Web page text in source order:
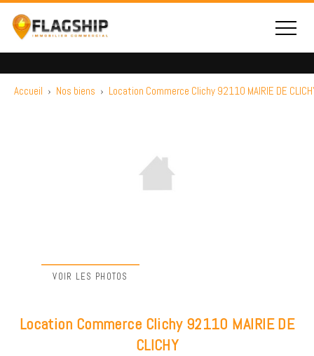
Accueil › Nos biens › Location Commerce Clichy 92110 MAIRIE DE
VOIR LES PHOTOS
Location Commerce Clichy 92110 MAIRIE DE
CLICHY